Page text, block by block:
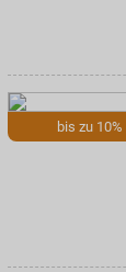
bis zu 10%